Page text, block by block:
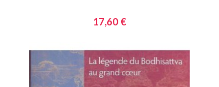
17,60 €